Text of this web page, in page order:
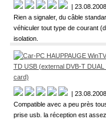
| 23.08.2008
Rien a signaler, du câble
véhiculer tout type de courant
isolation.
| 23.08.2008
Compatible avec a peu près
prise usb. la réception est